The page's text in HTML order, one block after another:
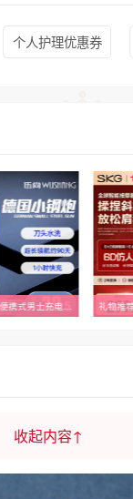
个人护理优惠券
礼物推
收起内容↑